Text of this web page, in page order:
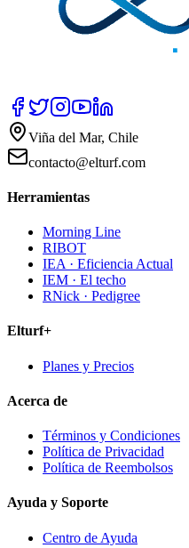
Viña del Mar, Chile
contacto@elturf.com
Herramientas
Morning Line
RIBOT
IEA · Eficiencia Actual
IEM · El techo
RNick · Pedigree
Elturf+
Planes y Precios
Acerca de
Términos y Condiciones
Política de Privacidad
Política de Reembolsos
Ayuda y Soporte
Centro de Ayuda